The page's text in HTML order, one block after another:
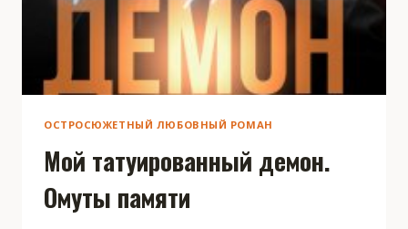
ОСТРОСЮЖЕТНЫЙ ЛЮБОВНЫЙ РОМАН
Мой татуированный демон.
Омуты памяти